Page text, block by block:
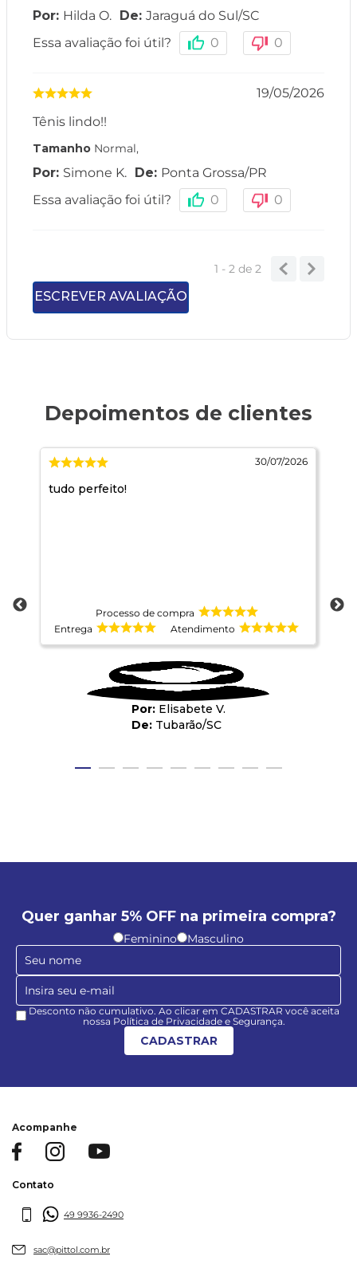
Hilda O. Jaraguá do Sul /SC
Essa avaliação foi útil?
0 0
19/05/2026
Tênis lindo!!
Tamanho Normal,
Simone K. Ponta Grossa/PR
Essa avaliação foi útil?
0 0
1 - 2de 2
ESCREVER AVALIAÇÃO
30/07/2026
tudo perfeito!
Processo de compra
Entrega
Atendimento
Elisabete V.
Tubarão/SC
Quer ganhar 5% OFF na primeira compra?
Feminino Masculino
Desconto não cumulativo. Ao clicar em CADASTRAR você aceita
nossa Política de Privacidade e Segurança.
CADASTRAR
Acompanhe
Contato
49 9936-2490
sac@pittol.com.br